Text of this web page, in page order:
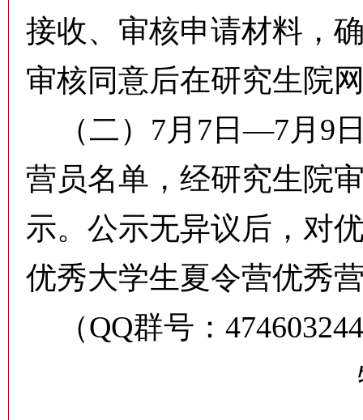
接收、审核申请材料，
审核同意后在研究生院
（二）7月7日—7月9
营员名单，经研究生院
示。公示无异议后，对
优秀大学生夏令营优秀
（QQ群号：
特此